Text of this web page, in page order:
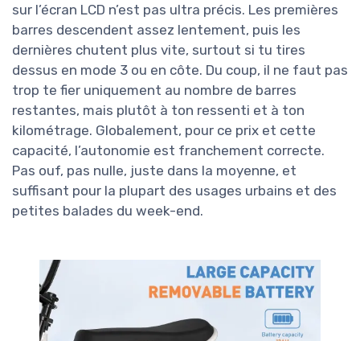
sur l’écran LCD n’est pas ultra précis. Les premières
barres descendent assez lentement, puis les
dernières chutent plus vite, surtout si tu tires
dessus en mode 3 ou en côte. Du coup, il ne faut pas
trop te fier uniquement au nombre de barres
restantes, mais plutôt à ton ressenti et à ton
kilométrage. Globalement, pour ce prix et cette
capacité, l’autonomie est franchement correcte.
Pas ouf, pas nulle, juste dans la moyenne, et
suffisant pour la plupart des usages urbains et des
petites balades du week-end.